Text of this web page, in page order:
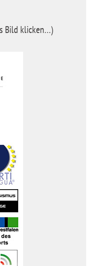
Bild klicken…)